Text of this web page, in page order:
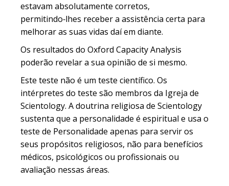
estavam absolutamente corretos,
permitindo‑lhes receber a assistência certa para
melhorar as suas vidas daí em diante.
Os resultados do Oxford Capacity Analysis
poderão revelar a sua opinião de si mesmo.
Este teste não é um teste científico. Os
intérpretes do teste são membros da Igreja de
Scientology. A doutrina religiosa de Scientology
sustenta que a personalidade é espiritual e usa o
teste de Personalidade apenas para servir os
seus propósitos religiosos, não para benefícios
médicos, psicológicos ou profissionais ou
avaliação nessas áreas.